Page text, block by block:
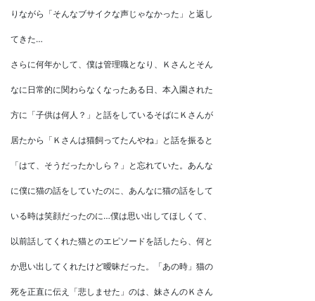
りながら「そんなブサイクな声じゃなかった」と返し
てきた…
さらに何年かして、僕は管理職となり、Ｋさんとそん
なに日常的に関わらなくなったある日、本入園された
方に「子供は何人？」と話をしているそばにＫさんが
居たから「Ｋさんは猫飼ってたんやね」と話を振ると
「はて、そうだったかしら？」と忘れていた。あんな
に僕に猫の話をしていたのに、あんなに猫の話をして
いる時は笑顔だったのに…僕は思い出してほしくて、
以前話してくれた猫とのエピソードを話したら、何と
か思い出してくれたけど曖昧だった。「あの時」猫の
死を正直に伝え「悲しませた」のは、妹さんのＫさん